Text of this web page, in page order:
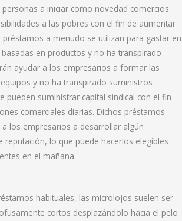
a iniciar como novedad comercios
a las pobres con el fin de aumentar
préstamos a menudo se utilizan para gastar en
en productos y no ha transpirado
ayudar a los empresarios a formar las
y no ha transpirado suministros
pueden suministrar capital sindical con el fin
comerciales diarias. Dichos préstamos
los empresarios a desarrollar algún
reputación, lo que puede hacerlos elegibles
en el mañana.
habituales, las microlojos suelen ser
cortos desplazándolo hacia el pelo